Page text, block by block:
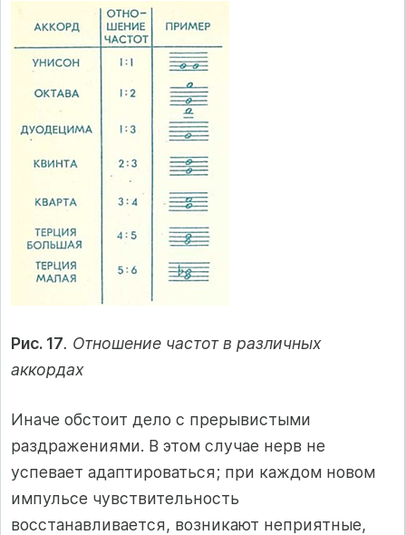
Рис. 17. Отношение частот в различных
аккордах
Иначе обстоит дело с прерывистыми
раздражениями. В этом случае нерв не
успевает адаптироваться; при каждом новом
импульсе чувствительность
восстанавливается, возникают неприятные,